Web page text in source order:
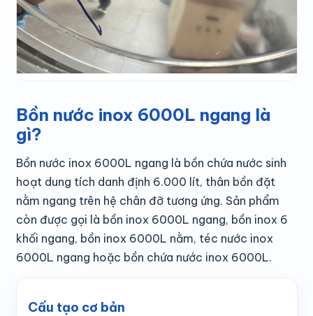
Bồn nước inox 6000L ngang là
gì?
Bồn nước inox 6000L ngang là bồn chứa nước sinh
hoạt dung tích danh định 6.000 lít, thân bồn đặt
nằm ngang trên hệ chân đỡ tương ứng. Sản phẩm
còn được gọi là bồn inox 6000L ngang, bồn inox 6
khối ngang, bồn inox 6000L nằm, téc nước inox
6000L ngang hoặc bồn chứa nước inox 6000L.
Cấu tạo cơ bản